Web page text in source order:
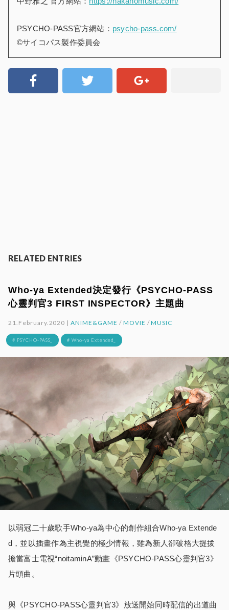
PSYCHO-PASS官方網站： psycho-pass.com/
©サイコパス製作委員会
RELATED ENTRIES
Who-ya Extended決定發行《PSYCHO-PASS
心靈判官3 FIRST INSPECTOR》主題曲
21.February.2020 |ANIME&GAME / MOVIE /MUSIC
# PSYCHO-PASS_ # Who-ya Extended_
以弱冠二十歲歌手Who-ya為中心的創作組合Who-ya Extende
d，並以插畫作為主視覺的極少情報，雖為新人卻破格大提拔
擔當富士電視“noitaminA”動畫《PSYCHO-PASS心靈判官3》
片頭曲。
與《PSYCHO-PASS心靈判官3》放送開始同時配信的出道曲